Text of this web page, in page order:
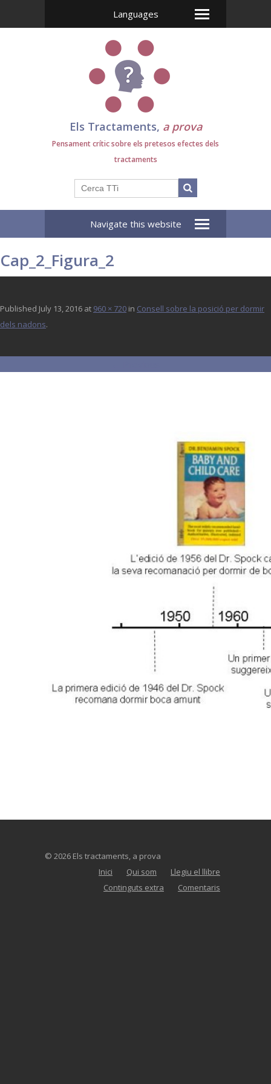
Languages
Els Tractaments, a prova
Pensament crític sobre els pretesos efectes dels
tractaments
Navigate this website
Cap_2_Figura_2
Published July 13, 2016 at 960 × 720 in Consell sobre la posició per dormir
dels nadons.
© 2026 Els tractaments, a prova
Inici
Qui som
Llegiu el llibre
Continguts extra
Comentaris